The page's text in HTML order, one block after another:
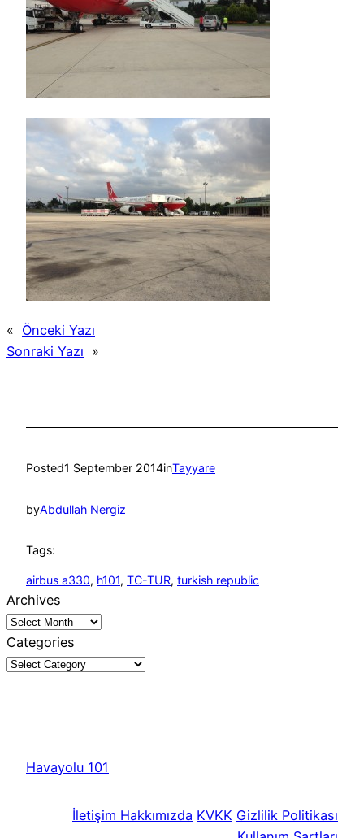
« Önceki Yazı
Sonraki Yazı »
Posted1 September 2014inTayyare
byAbdullah Nergiz
Tags:
airbus a330, h101, TC-TUR, turkish republic
Archives
Categories
Havayolu 101
İletişim Hakkımızda KVKK Gizlilik Politikası